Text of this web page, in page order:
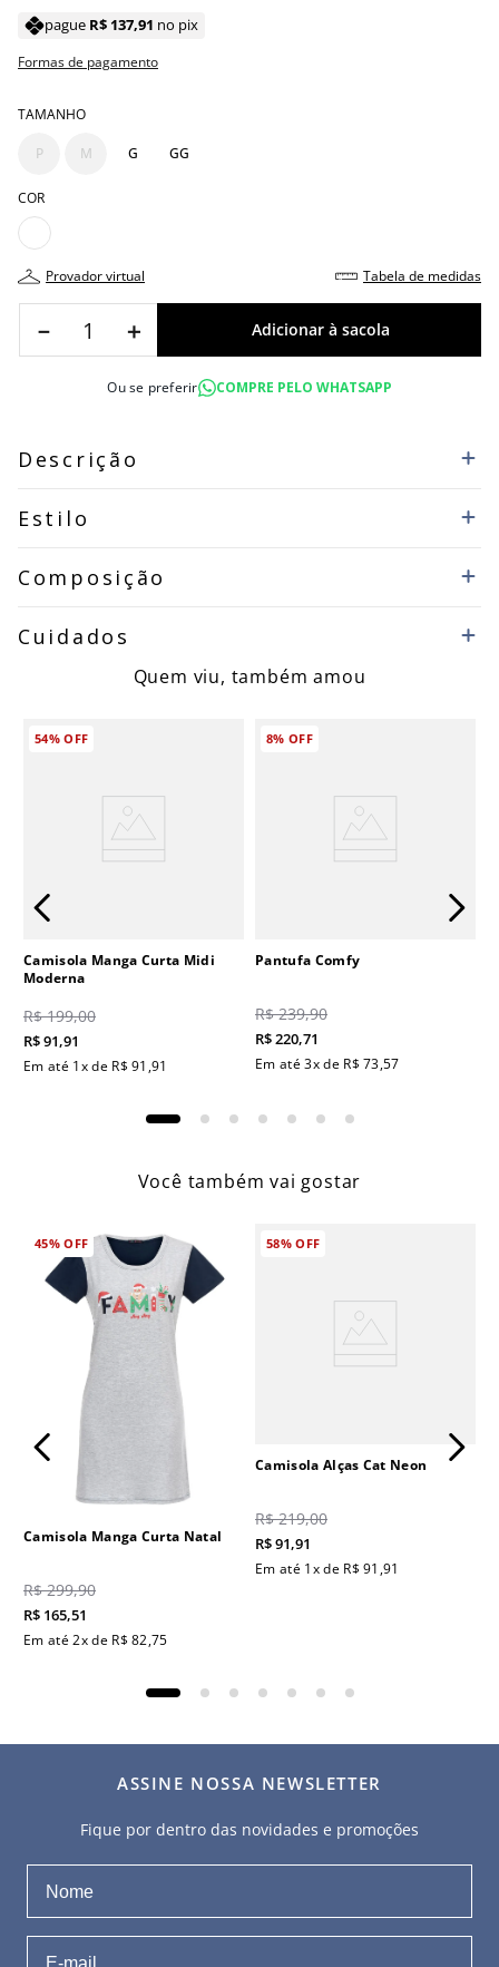
pague R$ 137,91 no pix
Formas de pagamento
TAMANHO
P M G GG
COR
provador virtual tabela de medidas
＋
－
Ou se preferir COMPRE PELO WHATSAPP
Descrição
Estilo
Composição
Cuidados
Quem viu, também amou
54%OFF
Camisola Manga Curta Midi
Moderna
R$ 199,00
R$91,91
Em até 1x de R$ 91 ,91
8% OFF
Pantufa Comfy
R$ 239,90
R$220,71
Em até3x de R$ 73,57
Você também vai gostar
45%OFF
Camisola Manga Curta Natal
R$ 299,90
R$ 165,51
Em até2x de R$ 82,75
58%OFF
Camisola Alças Cat Neon
R$ 219,00
R$91,91
Em até 1x de R$ 91 ,91
ASSINE NOSSA NEWSLETTER
Fique por dentro das novidades e promoções